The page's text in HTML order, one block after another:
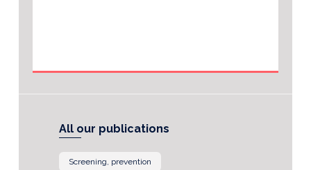
All our publications
Screening, prevention